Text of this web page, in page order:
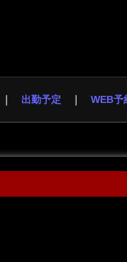
出勤予定 WEB予